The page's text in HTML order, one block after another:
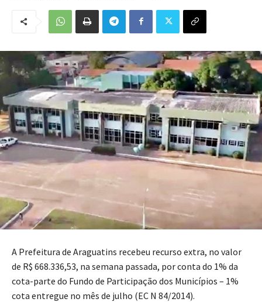
A Prefeitura de Araguatins recebeu recurso extra, no valor
de R$ 668.336,53, na semana passada, por conta do 1% da
cota-parte do Fundo de Participação dos Municípios – 1%
cota entregue no mês de julho (EC N 84/2014).